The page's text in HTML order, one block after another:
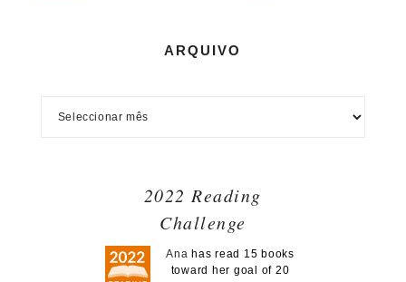
ARQUIVO
2022 Reading
Challenge
Ana has read 15 books
toward her goal of 20